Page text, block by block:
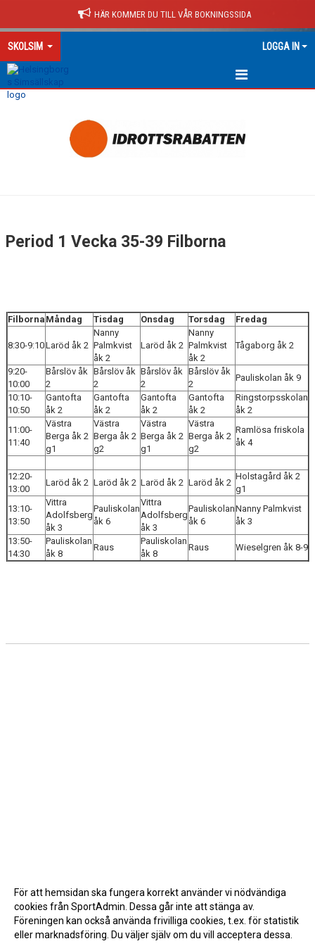
HÄR KOMMER DU TILL VÅR BOKNINGSSIDA
SKOLSIM LOGGA IN
HEM
ALLT OM SKOLSIM
PERIOD 4 FB
PERIOD 5 FB
PERIOD 6 FB
PERIOD 7 FB
KONTAKT
NYHETER
Period 1 Vecka 35-39 Filborna
Filborna Måndag Tisdag Onsdag Torsdag Fredag
8:30-9:10Laröd åk 2
Nanny
Palmkvist
åk 2
Laröd åk 2
Nanny
Palmkvist
åk 2
Tågaborg åk 2
9:20-
10:00
Bårslöv åk
2
Bårslöv åk
2
Bårslöv åk
2
Bårslöv åk
2
Pauliskolan åk 9
10:10-
10:50
Gantofta
åk 2
Gantofta
åk 2
Gantofta
åk 2
Gantofta
åk 2
Ringstorpsskolan
åk 2
11:00-
11:40
Västra
Berga åk 2
g1
Västra
Berga åk 2
g2
Västra
Berga åk 2
g1
Västra
Berga åk 2
g2
Ramlösa friskola
åk 4
12:20-
13:00
Laröd åk 2 Laröd åk 2 Laröd åk 2 Laröd åk 2
Holstagård åk 2
g1
13:10-
13:50
Vittra
Adolfsberg
åk 3
Pauliskolan
åk 6
Vittra
Adolfsberg
åk 3
Pauliskolan
åk 6
Nanny Palmkvist
åk 3
13:50-
14:30
Pauliskolan
åk 8
Raus
Pauliskolan
åk 8
Raus Wieselgren åk 8-9
För att hemsidan ska fungera korrekt använder vi nödvändiga
cookies från SportAdmin. Dessa går inte att stänga av.
Föreningen kan också använda frivilliga cookies, t.ex. för statistik
eller marknadsföring. Du väljer själv om du vill acceptera dessa.